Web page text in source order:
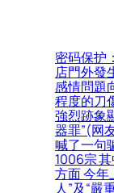
密码保护
店門外發
感情問題
程度的刀
強烈跡象
器罪”(网
喊了一句
1006宗
方面 今年
人”及“嚴